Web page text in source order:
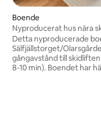
Boende
Nyproducerat hus nära
Lindvallen
Detta nyproducerade
Sälfjällstorget/
gångavstånd till
8-10 min). Boendet har